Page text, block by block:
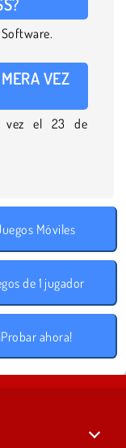
VEZ
vez el 23 de
Móviles
de 1 jugador
¡Probar ahora!